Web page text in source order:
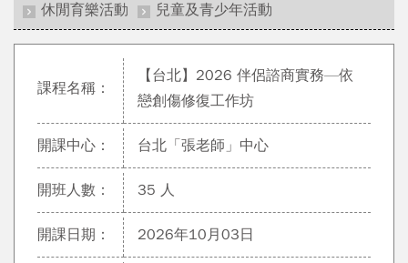
休閒育樂活動
兒童及青少年活動
課程名稱：
【台北】2026 伴侶諮商實務—依
戀創傷修復工作坊
開課中心： 台北「張老師」中心
開班人數： 35 人
開課日期： 2026年10月03日